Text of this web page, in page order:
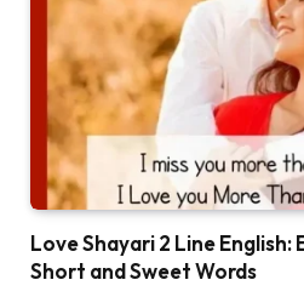
Love Shayari 2 Line English:
Short and Sweet Words